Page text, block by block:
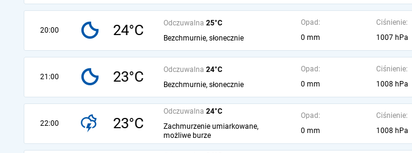
20:00 24°C Odczuwalna 25°C
Bezchmurnie, słonecznie
Opad:
0 mm
Ciśnienie:
1007 hPa
21:00 23°C Odczuwalna 24°C
Bezchmurnie, słonecznie
Opad:
0 mm
Ciśnienie:
1008 hPa
22:00 23°C
Odczuwalna 24°C
Zachmurzenie umiarkowane,
możliwe burze
Opad:
0 mm
Ciśnienie:
1008 hPa